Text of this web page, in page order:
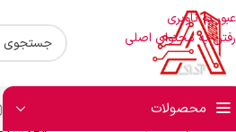
عبور به ناوبری
رفتن به محتوای اصلی
محصولات